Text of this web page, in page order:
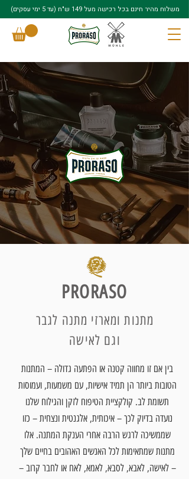
משלוח מהיר חינם בכל רכישה מעל 149 ש"ח (עד 5 ימי עסקים)
PRORASO
מתנות ומארזי מתנה לגבר
וגם לאישה
בין אם זו מחווה קטנה או הפתעה גדולה – המתנות
הטובות ביותר הן תמיד אישיות, עם משמעות, ועמוסות
תשומת לב. קולקציית הטיפוח לזקן והגילוח שלנו
נועדה בדיוק לכך – איכותית, אלגנטית ונצחית – כזו
שממשיכה לרגש הרבה אחרי הענקת המתנה. אלו
מתנות שמתאימות לכל האנשים האהובים בחיים שלך
– לאישה, לאבא, לסבא, לאמא, לאח או לחבר קרוב –